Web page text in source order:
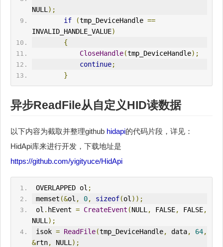
NULL);
if
(tmp_DeviceHandle ==
INVALID_HANDLE_VALUE)
{
CloseHandle(tmp_DeviceHandle);
continue;
}
异步ReadFile从自定义HID读数据
以下内容为截取并整理github hidapi的代码片段，详见：
HidApi库来进行开发，下载地址是
https://github.com/yigityuce/HidApi
OVERLAPPED ol ;
memset (&ol , 0, sizeof(ol ));
ol . hEvent = CreateEvent (NULL , FALSE, FALSE,
NULL );
isok = ReadFile(tmp_DeviceHandle, data, 64,
&rtn, NULL );